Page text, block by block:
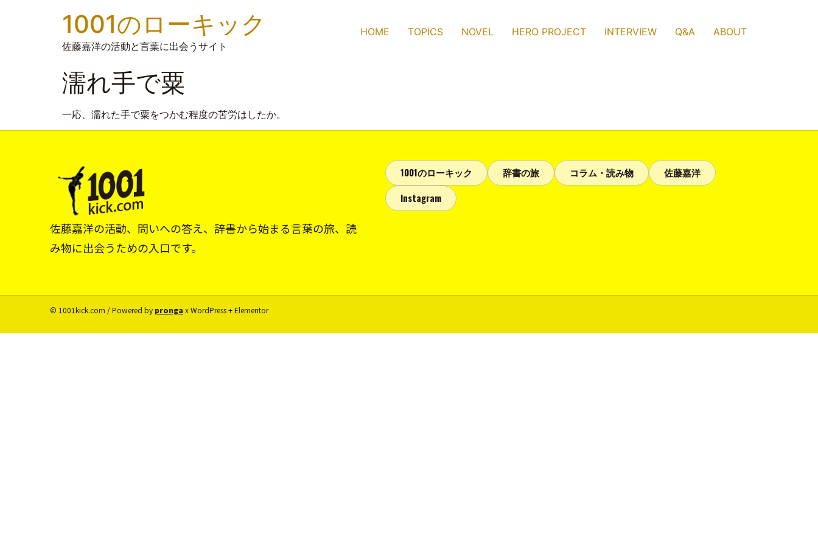
1001のローキック
佐藤嘉洋の活動と言葉に出会うサイト
HOME TOPICS NOVEL HERO PROJECT INTERVIEW Q&A ABOUT
濡れ手で粟
一応、濡れた手で粟をつかむ程度の苦労はしたか。
佐藤嘉洋の活動、問いへの答え、辞書から始まる言葉の旅、読
み物に出会うための入口です。
1001のローキック 辞書の旅 コラム・読み物
佐藤嘉洋
Instagram
© 1001kick.com / Powered by prongax WordPress + Elementor